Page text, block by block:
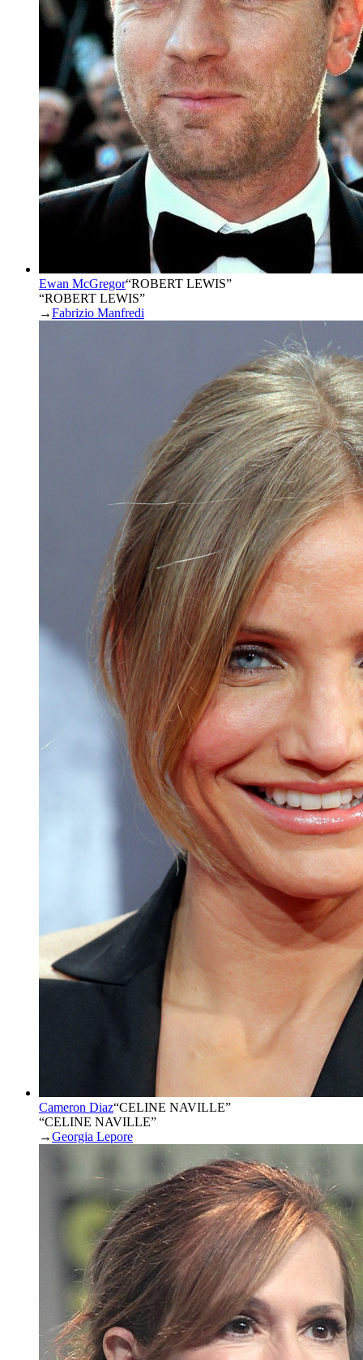
Ewan McGregor“ROBERT LEWIS”
“ROBERT LEWIS”
→Fabrizio Manfredi
Cameron Diaz“CELINE NAVILLE”
“CELINE NAVILLE”
→Georgia Lepore